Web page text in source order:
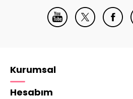
Kurumsal
Hesabım